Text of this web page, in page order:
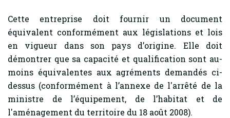
Cette entreprise doit fournir un document
équivalent conformément aux législations et lois
en vigueur dans son pays d’origine. Elle doit
démontrer que sa capacité et qualification sont au-
moins équivalentes aux agréments demandés ci-
dessus (conformément à l’annexe de l'arrêté de la
ministre de l’équipement, de l’habitat et de
l'aménagement du territoire du 18 août 2008).